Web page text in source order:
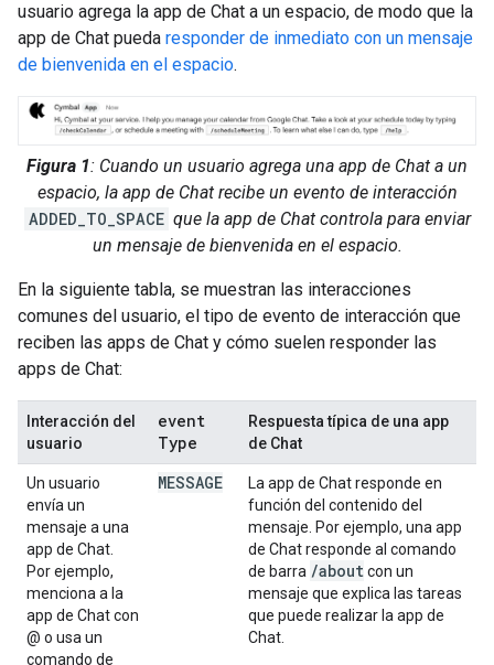
usuario agrega la app de Chat a un espacio, de modo que la
app de Chat pueda responder de inmediato con un mensaje
de bienvenida en el espacio.
Figura 1: Cuando un usuario agrega una app de Chat a un
espacio, la app de Chat recibe un evento de interacción
ADDED_TO_SPACE que la app de Chat controla para enviar
un mensaje de bienvenida en el espacio.
En la siguiente tabla, se muestran las interacciones
comunes del usuario, el tipo de evento de interacción que
reciben las apps de Chat y cómo suelen responder las
apps de Chat:
Interacción del
usuario
event
Type
Respuesta típica de una app
de Chat
Un usuario
envía un
mensaje a una
app de Chat.
Por ejemplo,
menciona a la
app de Chat con
@ o usa un
comando de
MESSAGE
La app de Chat responde en
función del contenido del
mensaje. Por ejemplo, una app
de Chat responde al comando
de barra /about con un
mensaje que explica las tareas
que puede realizar la app de
Chat.